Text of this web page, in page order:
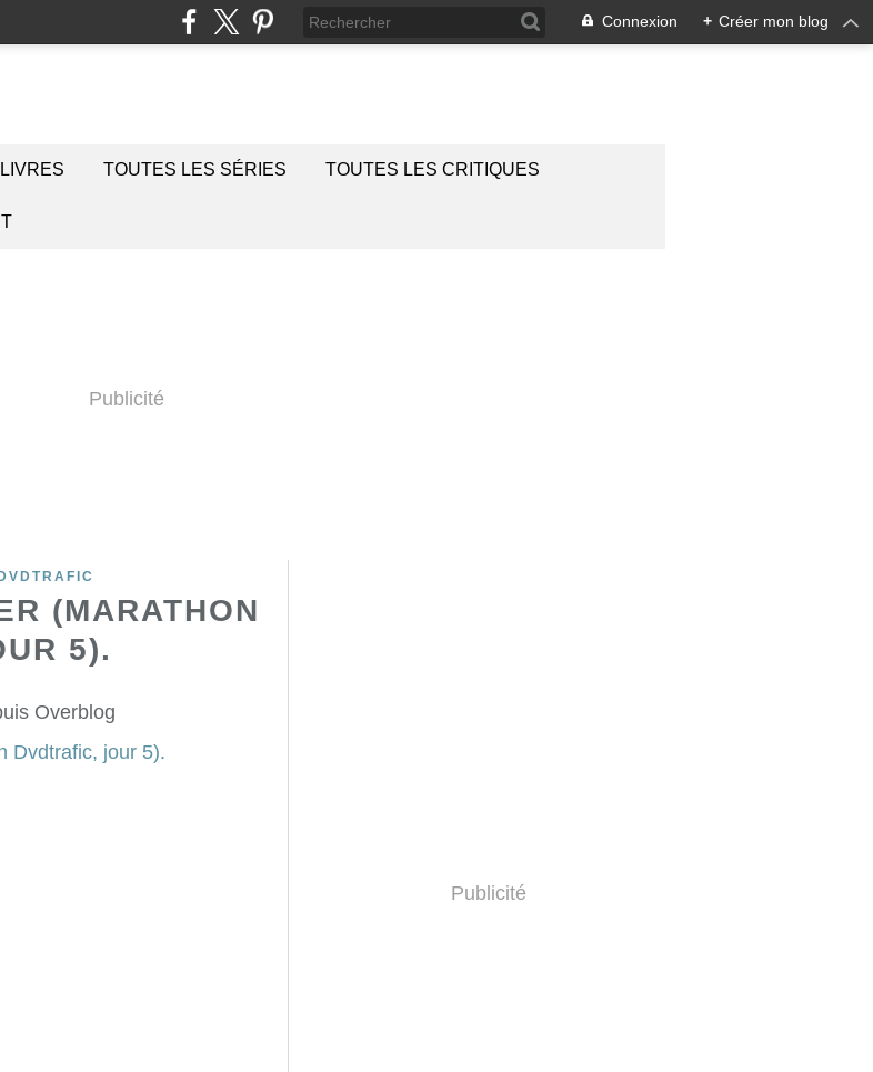
Connexion + Créer mon blog
TOUTES LES SÉRIES TOUTES LES CRITIQUES
Publicité
DVDTRAFIC
(MARATHON
5).
Overblog
Publicité